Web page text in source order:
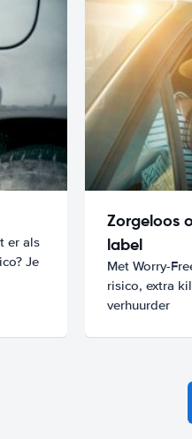
er als
Je
Zorgeloos
label
Met Worry-
risico, extra
verhuurder